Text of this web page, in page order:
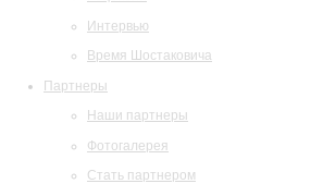
Интервью
Время Шостаковича
Партнеры
Наши партнеры
Фотогалерея
Стать партнером